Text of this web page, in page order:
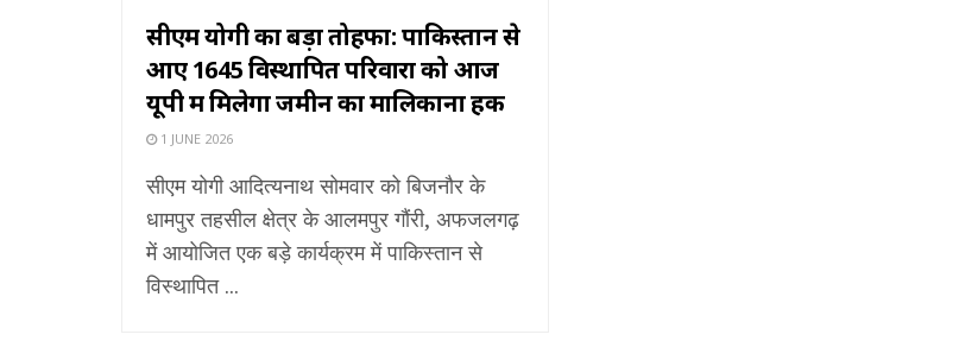
सीएम योगी का बड़ा तोहफा: पाकिस्तान से
आए 1645 विस्थापित परिवारों को आज
यूपी में मिलेगा जमीन का मालिकाना हक
1 JUNE 2026
सीएम योगी आदित्यनाथ सोमवार को बिजनौर के
धामपुर तहसील क्षेत्र के आलमपुर गौंरी, अफजलगढ़
में आयोजित एक बड़े कार्यक्रम में पाकिस्तान से
विस्थापित ...